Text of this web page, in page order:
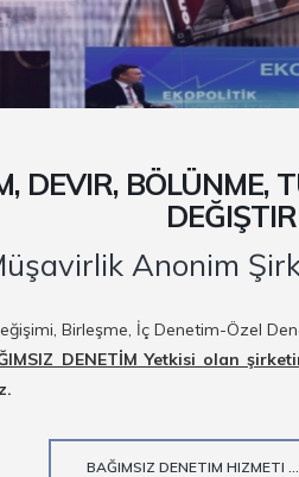
DEVIR, BÖLÜNME,
Anonim
Birleşme, İç Denetim-Özel
DENETİM Yetkisi olan
BAĞIMSIZ DENETIM HIZMETI ...